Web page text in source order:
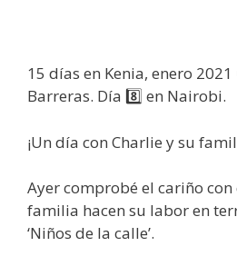
15 días en Kenia, enero
Barreras. Día 8️⃣ en Nairobi.
¡Un día con Charlie y su
Ayer comprobé el cariño con
familia hacen su labor en
‘Niños de la calle’.